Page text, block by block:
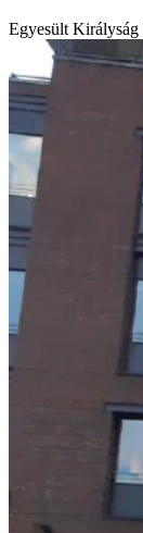
Egyesült Királyság